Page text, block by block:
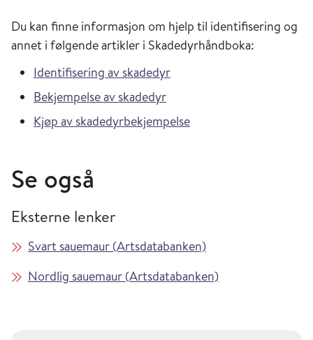
Du kan finne informasjon om hjelp til identifisering og
annet i følgende artikler i Skadedyrhåndboka:
Identifisering av skadedyr
Bekjempelse av skadedyr
Kjøp av skadedyrbekjempelse
Se også
Eksterne lenker
Svart sauemaur (Artsdatabanken)
Nordlig sauemaur (Artsdatabanken)